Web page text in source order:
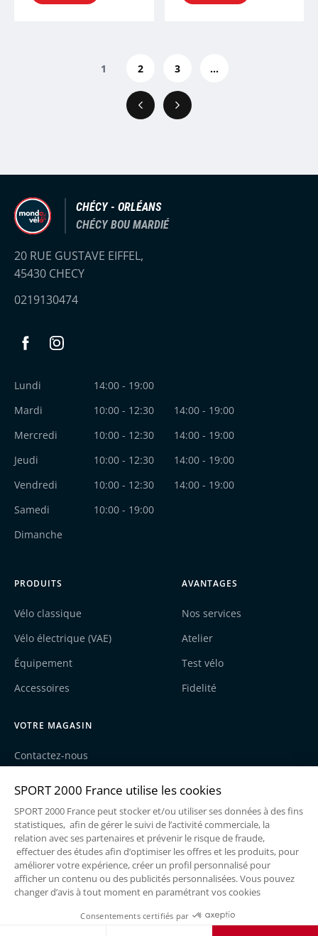
Précédent
1 2 3 ...
Suivant
CHÉCY - ORLÉANS
CHÉCY BOU MARDIÉ
20 RUE GUSTAVE EIFFEL,
45430 CHECY
0219130474
Lundi
14:00 - 19:00
Mardi
10:00 - 12:30
14:00 - 19:00
Mercredi
10:00 - 12:30
14:00 - 19:00
Jeudi
10:00 - 12:30
14:00 - 19:00
Vendredi
10:00 - 12:30
14:00 - 19:00
Samedi
10:00 - 19:00
Dimanche
PRODUITS
Vélo classique
Vélo électrique (VAE)
Équipement
Accessoires
AVANTAGES
Nos services
Atelier
Test vélo
Fidelité
VOTRE MAGASIN
Contactez-nous
Recrutement
Une enseigne du groupe Sport2000
Mentions légales
Politique de cookies
Conditions générales de vente